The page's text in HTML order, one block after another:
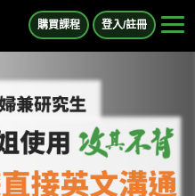
購買課程 登入/註冊